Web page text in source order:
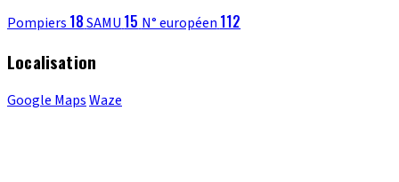
Pompiers 18SAMU 15 N° européen 112
Localisation
Google MapsWaze